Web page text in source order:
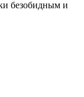
безобидным и